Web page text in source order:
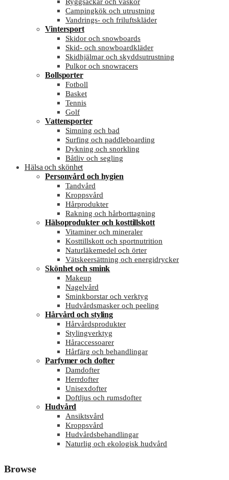
Campingkök och utrustning
Vandrings- och friluftskläder
Vintersport
Skidor och snowboards
Skid- och snowboardkläder
Skidhjälmar och skyddsutrustning
Pulkor och snowracers
Bollsporter
Fotboll
Basket
Tennis
Golf
Vattensporter
Simning och bad
Surfing och paddleboarding
Dykning och snorkling
Båtliv och segling
Hälsa och skönhet
Personvård och hygien
Tandvård
Kroppsvård
Hårprodukter
Rakning och hårborttagning
Hälsoprodukter och kosttillskott
Vitaminer och mineraler
Kosttillskott och sportnutrition
Naturläkemedel och örter
Vätskeersättning och energidrycker
Skönhet och smink
Makeup
Nagelvård
Sminkborstar och verktyg
Hudvårdsmasker och peeling
Hårvård och styling
Hårvårdsprodukter
Stylingverktyg
Håraccessoarer
Hårfärg och behandlingar
Parfymer och dofter
Damdofter
Herrdofter
Unisexdofter
Doftljus och rumsdofter
Hudvård
Ansiktsvård
Kroppsvård
Hudvårdsbehandlingar
Naturlig och ekologisk hudvård
Browse